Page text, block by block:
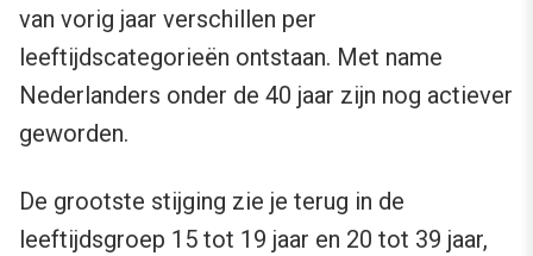
van vorig jaar verschillen per
leeftijdscategorieën ontstaan. Met name
Nederlanders onder de 40 jaar zijn nog actiever
geworden.
De grootste stijging zie je terug in de
leeftijdsgroep 15 tot 19 jaar en 20 tot 39 jaar,